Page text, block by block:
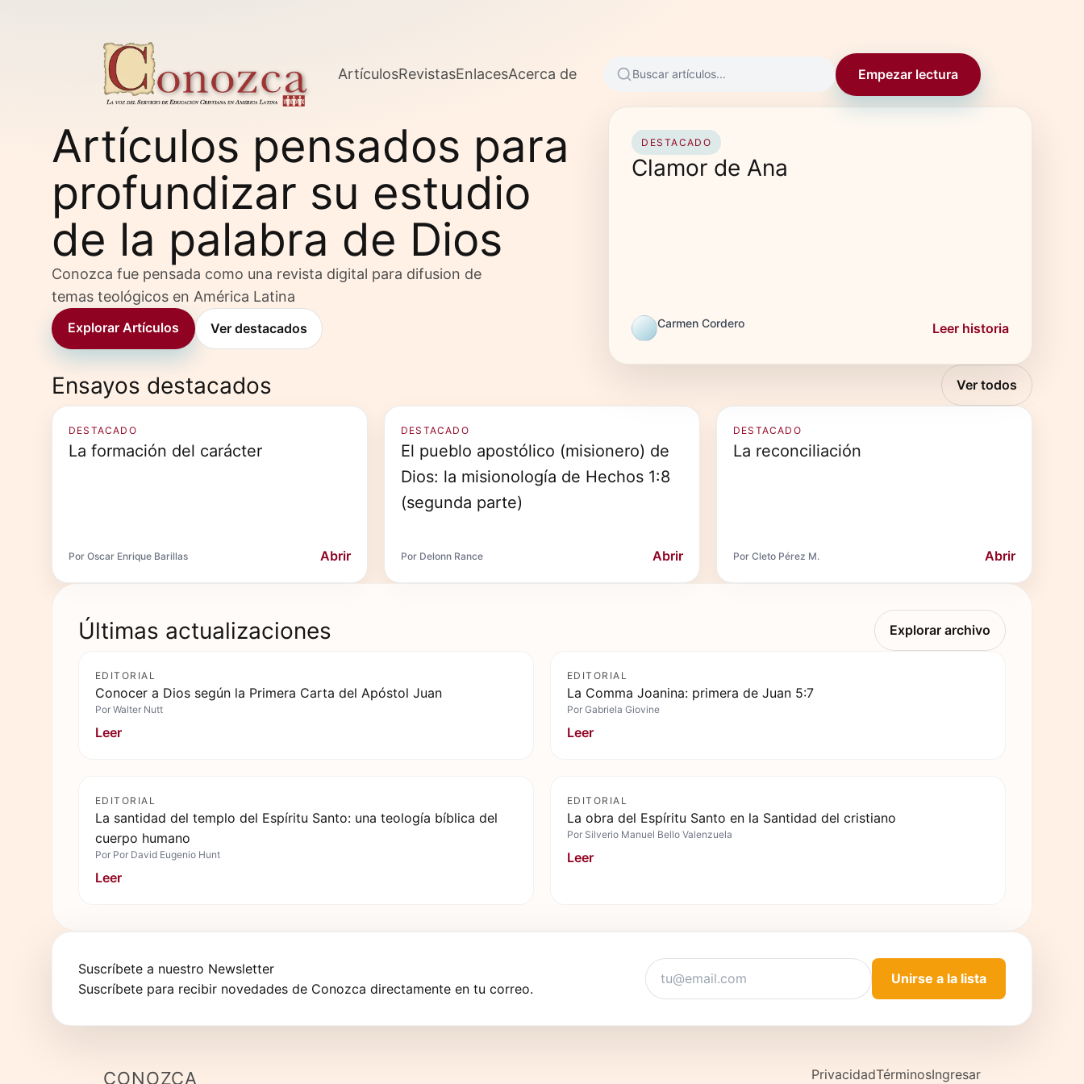
ArtículosRevistasEnlacesAcerca de Buscar artículos... Empezar lectura
Artículos pensados para
profundizar su estudio
de la palabra de Dios
Conozca fue pensada como una revista digital para difusion de
temas teológicos en América Latina
Explorar Artículos Ver destacados
DESTACADO
Clamor de Ana
Carmen Cordero Leer historia
Ensayos destacados Ver todos
DESTACADO
La formación del carácter
Por Oscar Enrique Barillas Abrir
DESTACADO
El pueblo apostólico (misionero) de
Dios: la misionología de Hechos 1:8
(segunda parte)
Por Delonn Rance Abrir
DESTACADO
La reconciliación
Por Cleto Pérez M. Abrir
Últimas actualizaciones Explorar archivo
EDITORIAL
Conocer a Dios según la Primera Carta del Apóstol Juan
Por Walter Nutt
Leer
EDITORIAL
La Comma Joanina: primera de Juan 5:7
Por Gabriela Giovine
Leer
EDITORIAL
La santidad del templo del Espíritu Santo: una teología bíblica del
cuerpo humano
Por Por David Eugenio Hunt
Leer
EDITORIAL
La obra del Espíritu Santo en la Santidad del cristiano
Por Silverio Manuel Bello Valenzuela
Leer
Suscríbete a nuestro Newsletter
Suscríbete para recibir novedades de Conozca directamente en tu correo.
Unirse a la lista
CONOZCA PrivacidadTérminosIngresar